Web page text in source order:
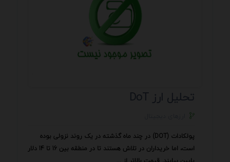
تحلیل ارز DoT
پولکادات (DOT) در چند ماه گذشته در یک روند نزولی بوده
است، اما خریداران در تلاش هستند تا در منطقه بین 16 تا 14 دلار